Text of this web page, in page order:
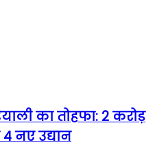
का तोहफा: 2 करोड़
नए उद्यान